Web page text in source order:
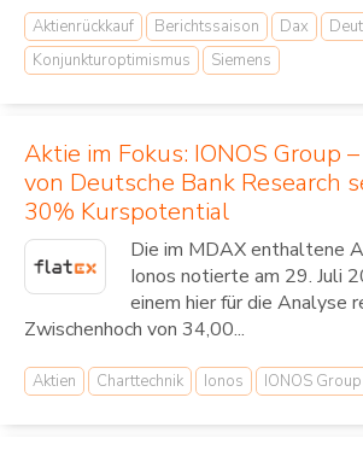
Aktienrückkauf Berichtssaison Dax
Konjunkturoptimismus
Siemens
Aktie im Fokus: IONOS Group
von Deutsche Bank Research
30% Kurspotential
Die im MDAX enthaltene
Ionos notierte am 29. Juli
einem hier für die Analyse
Zwischenhoch von 34,00...
Aktien Charttechnik Ionos IONOS